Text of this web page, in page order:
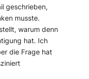
geschrieben,
musste.
warum denn
hat. Ich
die Frage hat